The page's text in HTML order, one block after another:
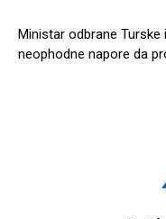
Ministar odbrane
neophodne napore da